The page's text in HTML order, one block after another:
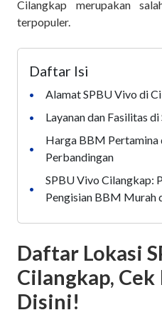
Cilangkap merupakan
terpopuler.
Daftar Isi
•
Alamat SPBU Vivo di
• Layanan dan Fasilitas
•
Harga BBM Pertamina
Perbandingan
•
SPBU Vivo Cilangkap:
Pengisian BBM Murah
Daftar Lokasi
Cilangkap,
Disini!